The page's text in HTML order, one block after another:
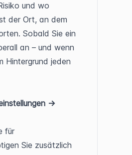
und wo
der Ort, an dem
Sobald Sie ein
an – und wenn
Hintergrund jeden
→
für
Sie zusätzlich